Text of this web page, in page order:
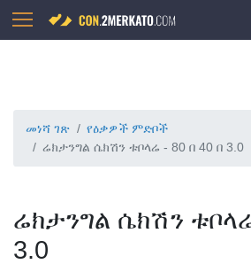
መነሻ ገጽ
የዕቃዎች ምድቦች
ሬክታንግል ሴክሽን ቱቦላሬ - 80 በ 40 በ 3.0
ሬክታንግል ሴክሽን
3.0